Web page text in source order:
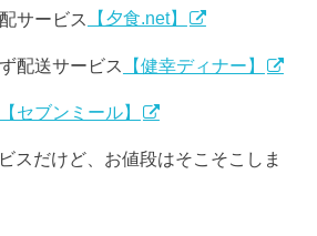
サービス 【夕食.net】
配送サービス 【健幸ディナー】
セブンミール】
スだけど、お値段はそこそこしま